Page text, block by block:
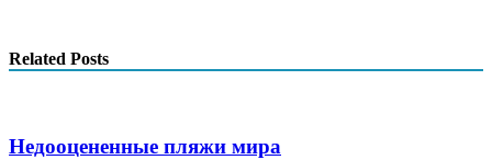
Related Posts
Недооцененные пляжи мира